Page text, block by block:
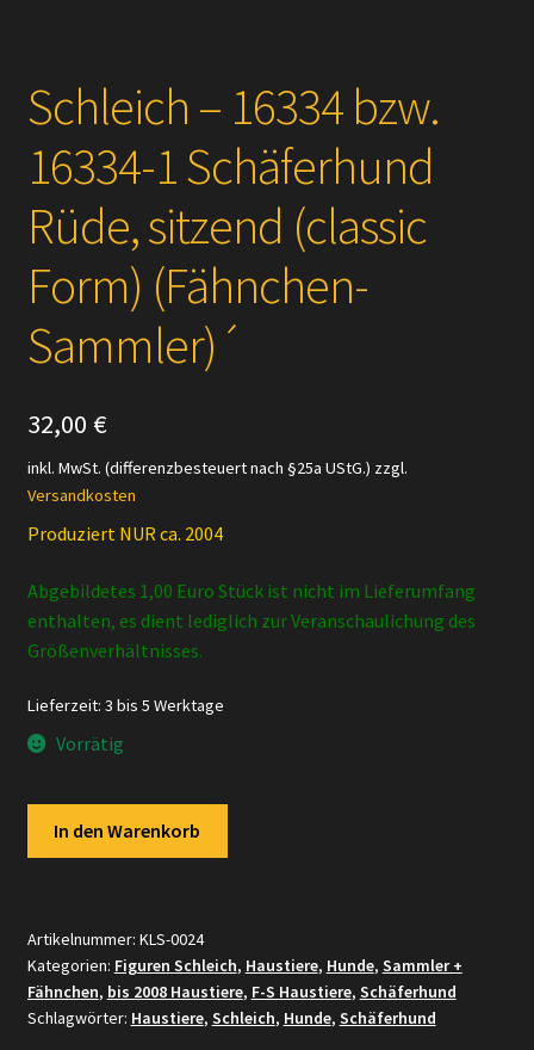
Schleich – 16334 bzw.
16334-1 Schäferhund
Rüde, sitzend (classic
Form) (Fähnchen-
Sammler)´
32,00 €
inkl. MwSt. (differenzbesteuert nach §25a UStG.) zzgl.
Versandkosten
Produziert NUR ca. 2004
Abgebildetes 1,00 Euro Stück ist nicht im Lieferumfang
enthalten, es dient lediglich zur Veranschaulichung des
Größenverhältnisses.
Lieferzeit: 3 bis 5 Werktage
Vorrätig
16334-
1
Schäferhund
Rüde,
In den Warenkorb
Artikelnummer: KLS-0024
Kategorien: Figuren Schleich, Haustiere, Hunde, Sammler +
Fähnchen, bis 2008 Haustiere, F-S Haustiere, Schäferhund
Schlagwörter: Haustiere, Schleich, Hunde, Schäferhund